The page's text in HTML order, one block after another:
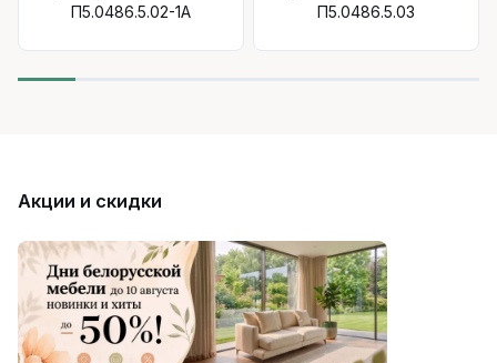
П5.0486.5.02-1A
П5.0486.5.03
Акции и скидки